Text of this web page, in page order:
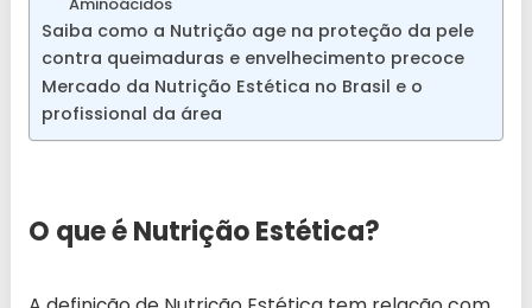
Saiba como a Nutrição age na proteção da pele
contra queimaduras e envelhecimento precoce
Mercado da Nutrição Estética no Brasil e o
profissional da área
O que é Nutrição Estética?